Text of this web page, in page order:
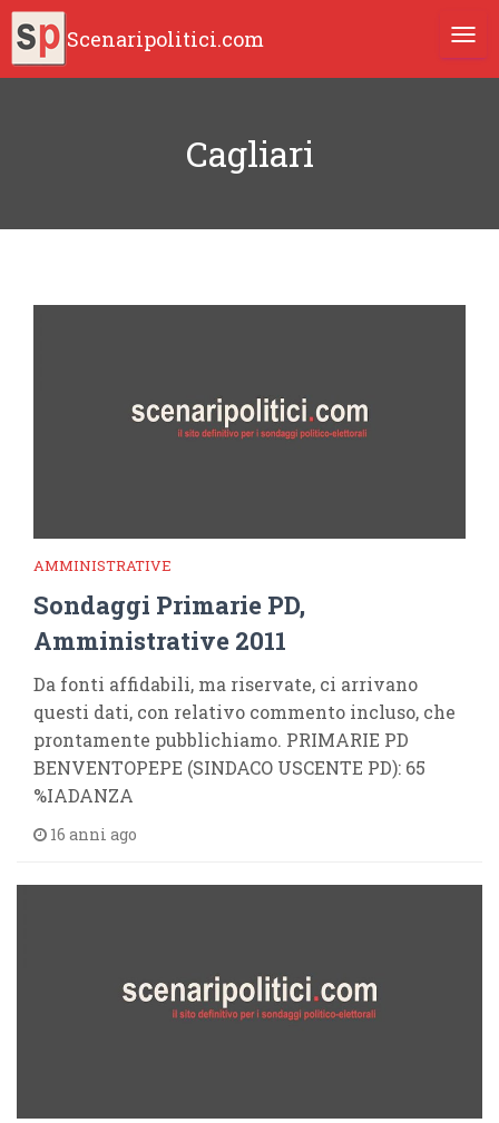
Scenaripolitici.com
Cagliari
AMMINISTRATIVE
Sondaggi Primarie PD,
Amministrative 2011
Da fonti affidabili, ma riservate, ci arrivano
questi dati, con relativo commento incluso, che
prontamente pubblichiamo. PRIMARIE PD
BENVENTOPEPE (SINDACO USCENTE PD): 65
%IADANZA
16 anni ago